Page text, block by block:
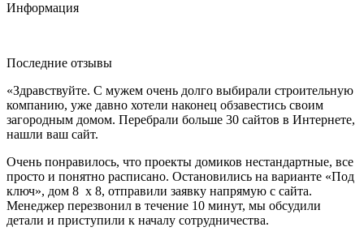
Информация
Последние отзывы
«Здравствуйте. С мужем очень долго выбирали строительную
компанию, уже давно хотели наконец обзавестись своим
загородным домом. Перебрали больше 30 сайтов в Интернете,
нашли ваш сайт.
Очень понравилось, что проекты домиков нестандартные, все
просто и понятно расписано. Остановились на варианте «Под
ключ», дом 8 х 8, отправили заявку напрямую с сайта.
Менеджер перезвонил в течение 10 минут, мы обсудили
детали и приступили к началу сотрудничества.